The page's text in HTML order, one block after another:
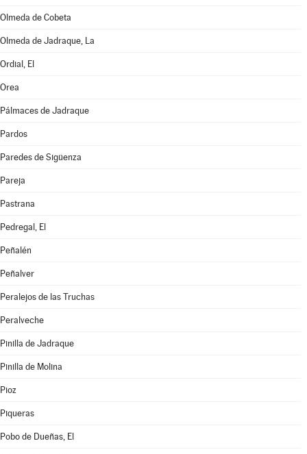
Olmeda de Cobeta
Olmeda de Jadraque, La
Ordial, El
Orea
Pálmaces de Jadraque
Pardos
Paredes de Sigüenza
Pareja
Pastrana
Pedregal, El
Peñalén
Peñalver
Peralejos de las Truchas
Peralveche
Pinilla de Jadraque
Pinilla de Molina
Pioz
Piqueras
Pobo de Dueñas, El